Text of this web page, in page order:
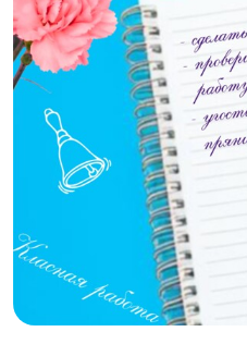
С полей Алтая
Твоя Пятница